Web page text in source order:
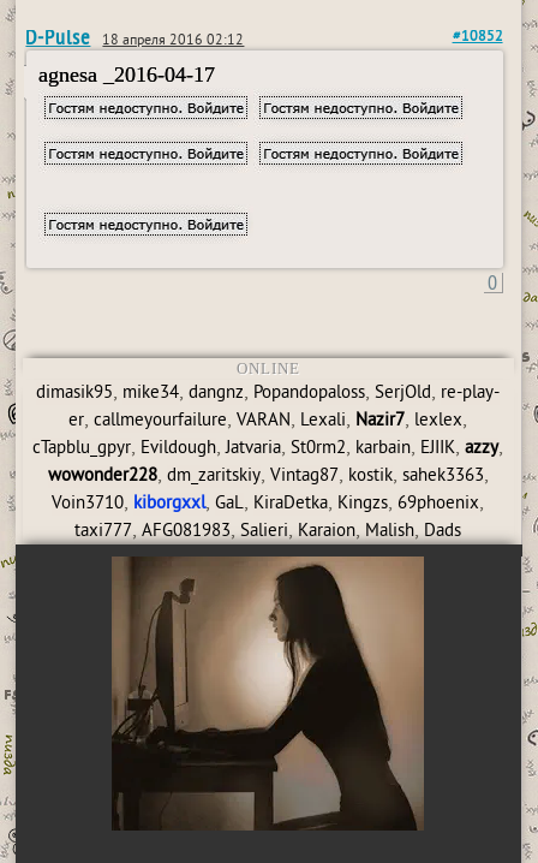
D-Pulse 18 апреля 2016 02:12 #10852
agnesa _2016-04-17
0
ONLINE
dimasik95, mike34,dangnz, Popandopaloss,SerjOld, re-play-
er,callmeyourfailure,VARAN, Lexali, Nazir7, lexlex,
cTapblu_gpyr, Evildough,Jatvaria,St0rm2, karbain, EJIIK,azzy,
wowonder228, dm_zaritskiy, Vintag87, kostik, sahek3363,
Voin3710, kiborgxxl,GaL, KiraDetka, Kingzs, 69phoenix,
taxi777,AFG081983,Salieri,Karaion,Malish,Dads